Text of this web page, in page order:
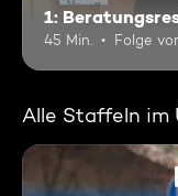
1:
45 Min. Folge
Alle Staffeln im